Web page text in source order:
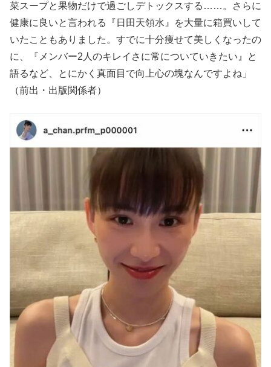
菜スープと果物だけで過ごしデトックスする……。さらに
健康に良いと言われる『日田天領水』を大量に箱買いして
いたこともありました。すでに十分痩せて美しくなったの
に、『メンバー2人のキレイさに常についていきたい』と
語るなど、とにかく真面目で向上心の塊なんですよね」
（前出・出版関係者）